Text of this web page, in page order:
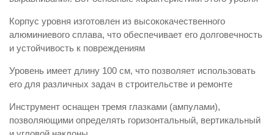
Корпус уровня изготовлен из высококачественного
алюминиевого сплава, что обеспечивает его долговечность
и устойчивость к повреждениям
Уровень имеет длину 100 см, что позволяет использовать
его для различных задач в строительстве и ремонте
Инструмент оснащен тремя глазками (ампулами),
позволяющими определять горизонтальный, вертикальный